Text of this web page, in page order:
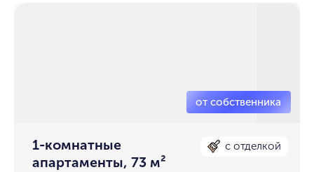
1-комнатные
апартаменты, 73 м²
с отделкой